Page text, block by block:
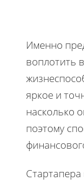
Именно
воплотить
яркое и
насколько
поэтому